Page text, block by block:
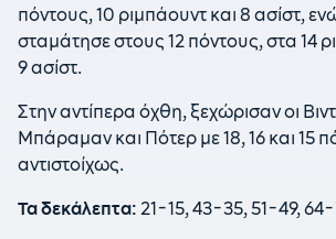
πόντους, 10 ριμπάουντ και 8 ασίστ,
σταμάτησε στους 12 πόντους, στα 14
9 ασίστ.
Στην αντίπερα όχθη, ξεχώρισαν οι
Μπάραμαν και Πότερ με 18, 16 και 15
αντιστοίχως.
Τα δεκάλεπτα: 21-15, 43-35, 51-49,